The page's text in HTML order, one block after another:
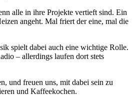
alle in ihre Projekte vertieft sind. Ein
angeht. Mal friert der eine, mal die
spielt dabei auch eine wichtige Rolle.
– allerdings laufen dort stets
und freuen uns, mit dabei sein zu
und Kaffeekochen.